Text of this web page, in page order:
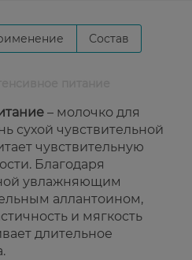
Состав
– молочко для
сухой чувствительной
чувствительную
Благодаря
увлажняющим
аллантоином,
и мягкость
длительное